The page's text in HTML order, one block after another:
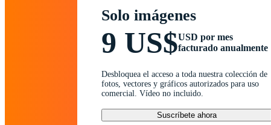
Solo imágenes
9 US$USD por mes
facturado anualmente
Desbloquea el acceso a toda nuestra colección de
fotos, vectores y gráficos autorizados para uso
comercial. Vídeo no incluido.
Suscríbete ahora